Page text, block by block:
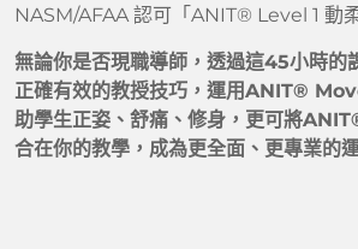
NASM/AFAA 認可「ANIT® Level 1 動
無論你是否現職導師，透過這45小時的
正確有效的教授技巧，運用ANIT®
助學生正姿、舒痛、修身，更可將
合在你的教學，成為更全⾯、更專業的